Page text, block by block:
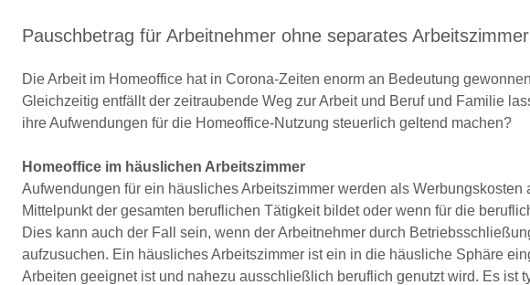
Pauschbetrag für Arbeitnehmer ohne separates Arbeitszimmer
Die Arbeit im Homeoffice hat in Corona-Zeiten enorm an Bedeutung
Gleichzeitig entfällt der zeitraubende Weg zur Arbeit und Beruf und Familie
ihre Aufwendungen für die Homeoffice-Nutzung steuerlich geltend machen?
Homeoffice im häuslichen Arbeitszimmer
Aufwendungen für ein häusliches Arbeitszimmer werden als
Mittelpunkt der gesamten beruflichen Tätigkeit bildet oder wenn für die
Dies kann auch der Fall sein, wenn der Arbeitnehmer durch
aufzusuchen. Ein häusliches Arbeitszimmer ist ein in die häusliche Sphäre
Arbeiten geeignet ist und nahezu ausschließlich beruflich genutzt wird. Es ist